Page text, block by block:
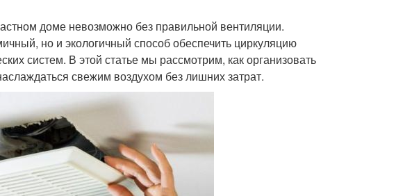
доме невозможно без правильной вентиляции.
но и экологичный способ обеспечить циркуляцию
систем. В этой статье мы рассмотрим, как организовать
свежим воздухом без лишних затрат.